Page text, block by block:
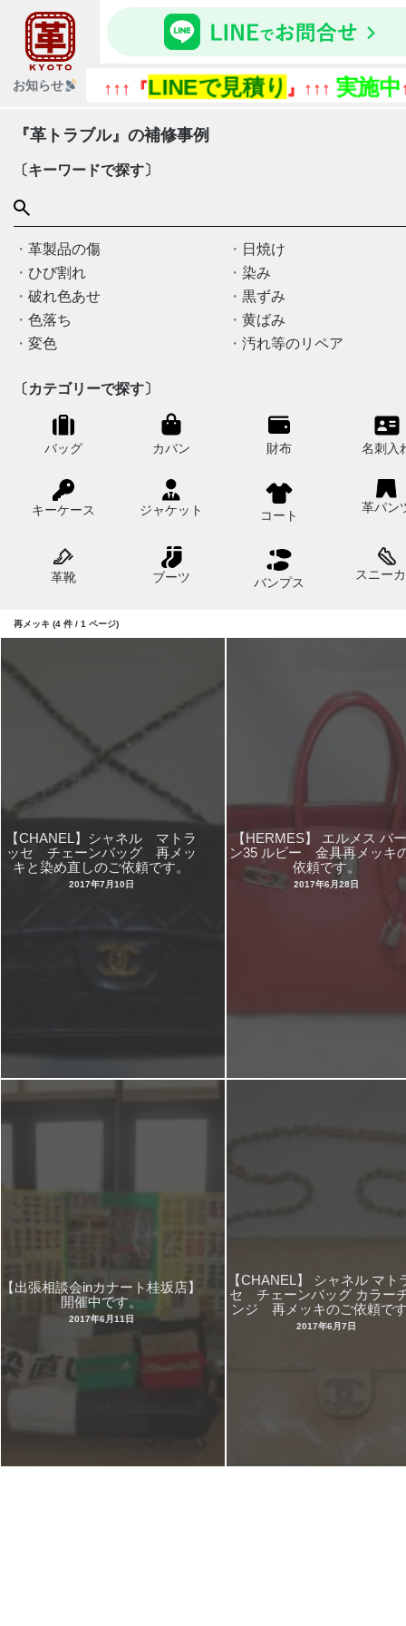
お知らせ ↑↑↑『 LINEで見積り』↑↑↑実施中
『革トラブル』の補修事例
〔キーワードで探す〕
革製品の傷
日焼け
ひび割れ
染み
破れ色あせ
黒ずみ
色落ち
黄ばみ
変色
汚れ等のリペア
〔カテゴリーで探す〕
バッグ カバン 財布 名刺入
キーケース ジャケット コート
革パン
革靴 ブーツ バンプス
スニー
再メッキ (4 件 / 1 ページ)
【CHANEL】シャネル マトラ
ッセ チェーンバッグ 再メッ
キと染め直しのご依頼です。
2017年7月10日
【HERMES】 エルメス バ
ン35 ルビー 金具再メッキ
依頼です。
2017年6月28日
【出張相談会inカナート桂坂店】
開催中です。
2017年6月11日
【CHANEL】 シャネル マト
セ チェーンバッグ カラー
ンジ 再メッキのご依頼で
2017年6月7日